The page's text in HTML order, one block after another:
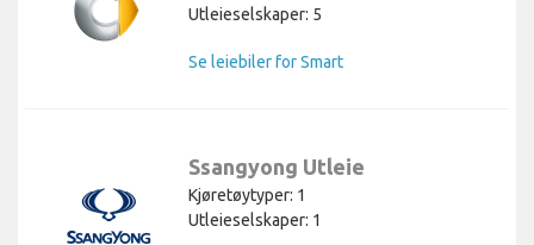
Utleieselskaper: 5
Se leiebiler for Smart
Ssangyong Utleie
Kjøretøytyper: 1
Utleieselskaper: 1